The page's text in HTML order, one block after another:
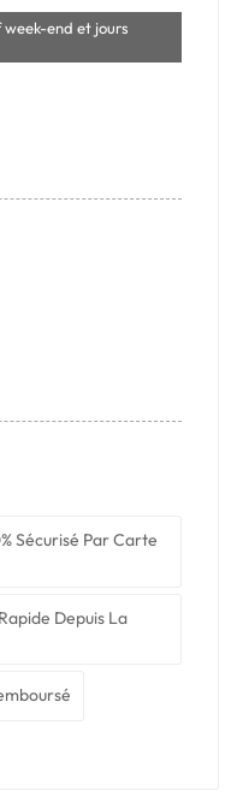
end et jours
Sécurisé Par Carte
Depuis La